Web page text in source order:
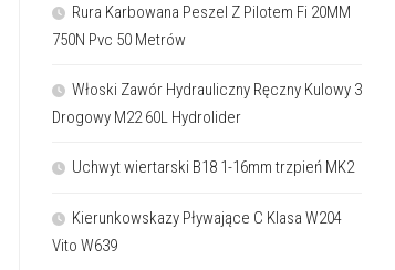
Rura Karbowana Peszel Z Pilotem Fi 20MM
750N Pvc 50 Metrów
Włoski Zawór Hydrauliczny Ręczny Kulowy 3
Drogowy M22 60L Hydrolider
Uchwyt wiertarski B18 1-16mm trzpień MK2
Kierunkowskazy Pływające C Klasa W204
Vito W639